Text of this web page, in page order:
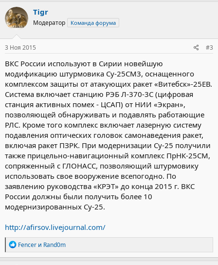
"Новый самолет является результатом модернизации
всемирно известного штурмовика Су-25. В поступившей в
Липецкий авиацентр модификации (самолета модернизирован
прицельно-навигационный комплекс, который стал
полностью цифровым", - процитировал слова начальника
авиацентра генерал-майора Александра Харчевского
В результате модернизации в несколько раз повысилась
боевая эффективность самолета и обеспечена всепогодность
его применения, добавил Харчевский.
"Задача летчиков авиацентра - в полном объеме изучить
боевые возможности нового штурмовика, разработать
рекомендации к его эксплуатации и переучить летно-
инженерный состав строевых частей Военно-воздушных сил. В
скором времени модернизированные Су-25 начнут поступать
на вооружение строевых частей ВВС России", - сказал генерал.
По его словам, в настоящее время, проходят работы по
освоению нового прицельно-навигационного комплекса и
оценка его работоспособности. Самолет показывает высокую
надежность и подтверждает повышенную боевую
эффективность.
Самолет Су-25 предназначен для поддержки сухопутных войск,
уничтожения как воздушных, так и наземных целей вблизи
линии фронта. Су-25 имеет десять внешних узлов подвески,
расположенных под крылом, бронированную кабину летчика,
элементы бронирования двигателя. Взлетная масса 17,6 тонны,
Tigr
Модератор Команда форума
3 Ноя 2015 #3
ВКС России используют в Сирии новейшую
модификацию штурмовика Су-25СМ3, оснащенного
комплексом защиты от атакующих ракет «Витебск»-25ЕВ.
Система включает станцию РЭБ Л-370-3С (цифровая
станция активных помех - ЦСАП) от НИИ «Экран»,
позволяющей обнаруживать и подавлять работающие
РЛС. Кроме того комплекс включает лазерную систему
подавления оптических головок самонаведения ракет,
включая ракет ПЗРК. При модернизации Су-25 получили
также прицельно-навигационный комплекс ПрНК-25СМ,
сопряженный с ГЛОНАСС, позволяющий штурмовику
использовать свое вооружение всепогодно. По
заявлению руководства «КРЭТ» до конца 2015 г. ВКС
России должны были получить более 10
модернизированных Су-25.
http://afirsov.livejournal.com/
Р
е
а
Fencer и Rand0m